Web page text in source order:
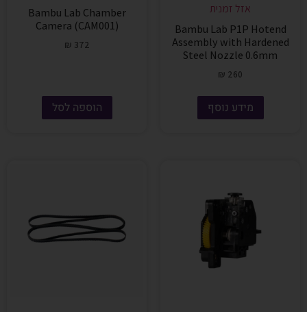
אזל זמנית
Bambu Lab P1P Hotend
Assembly with Hardened
Steel Nozzle 0.6mm
₪ 260
מידע נוסף
Bambu Lab Chamber
Camera (CAM001)
₪ 372
הוספה לסל